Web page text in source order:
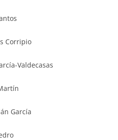
Corripio
Valdecasas
García